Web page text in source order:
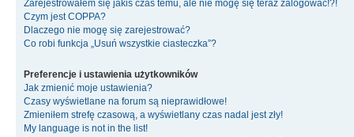
Zarejestrowałem się jakiś czas temu, ale nie mogę się teraz zalogować!?!
Czym jest COPPA?
Dlaczego nie mogę się zarejestrować?
Co robi funkcja „Usuń wszystkie ciasteczka”?
Preferencje i ustawienia użytkowników
Jak zmienić moje ustawienia?
Czasy wyświetlane na forum są nieprawidłowe!
Zmieniłem strefę czasową, a wyświetlany czas nadal jest zły!
My language is not in the list!